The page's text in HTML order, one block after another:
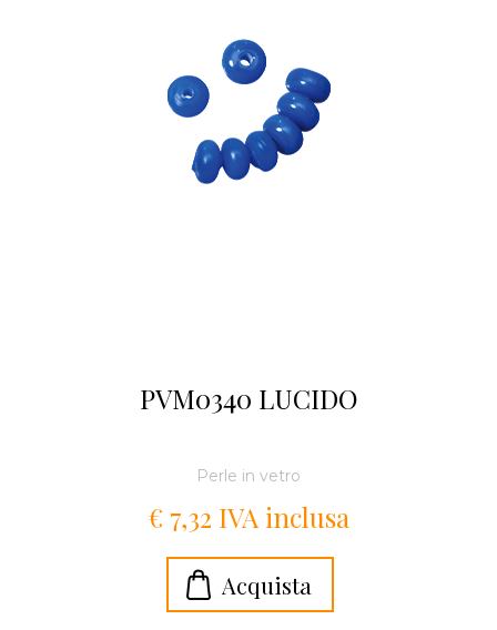
PVM0340 LUCIDO
Perle in vetro
€ 7,32 IVA inclusa